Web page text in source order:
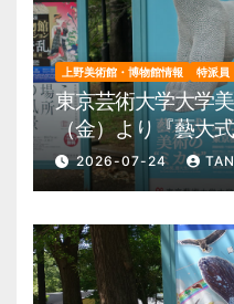
上野美術館・博物館情報 特派員
東京芸術大学大学
（金）より『藝大
の夏、藝大生にな
園 美術館・博物
2026-07-24